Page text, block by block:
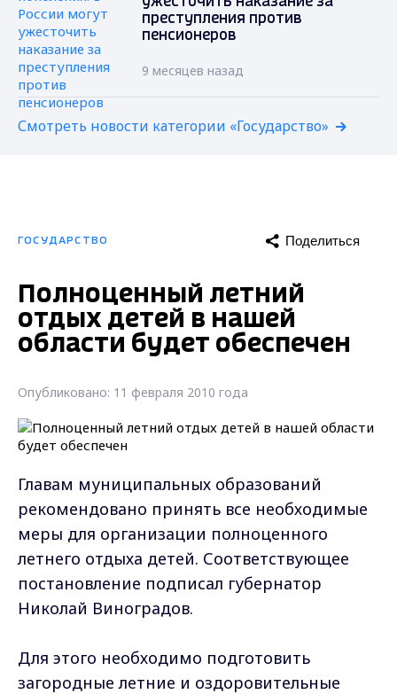
преступления против
пенсионеров
9 месяцев назад
Смотреть новости категории «Государство»
ГОСУДАРСТВО Поделиться
Полноценный летний
отдых детей в нашей
области будет обеспечен
Опубликовано: 11 февраля 2010 года
Главам муниципальных образований
рекомендовано принять все необходимые
меры для организации полноценного
летнего отдыха детей. Соответствующее
постановление подписал губернатор
Николай Виноградов.
Для этого необходимо подготовить
загородные летние и оздоровительные